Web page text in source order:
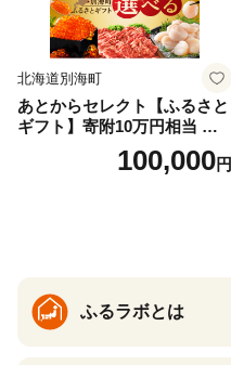
北海道別海町
あとからセレクト【ふるさと
ギフト】寄附10万円相当 あ
とから選べる！ ギフト いく
ら ほたて 海鮮 牛肉 別海町
ギフト ふるさと納税 ）
100,000円
ふるラボとは